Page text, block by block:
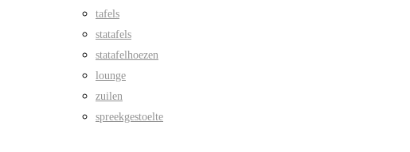
tafels
statafels
statafelhoezen
lounge
zuilen
spreekgestoelte